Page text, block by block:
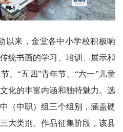
以来，金堂各中小学校积极响
统书画的学习、培训、展示和
、“五四”青年节、“六一”儿童
化的丰富内涵和独特魅力。选
（中职）组三个组别，涵盖硬
大类别。作品征集阶段，该县